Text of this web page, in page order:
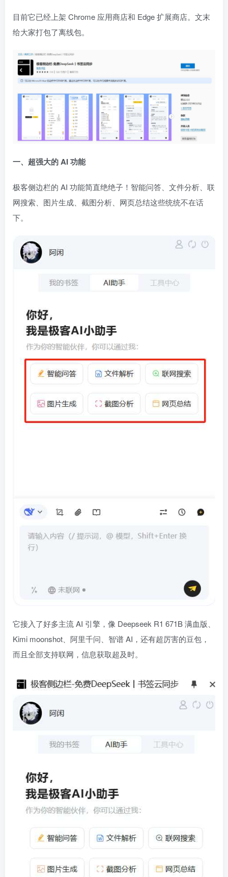
目前它已经上架 Chrome 应用商店和 Edge 扩展商店。文末
给大家打包了离线包。
一、超强大的 AI 功能
极客侧边栏的 AI 功能简直绝绝子！智能问答、文件分析、联
网搜索、图片生成、截图分析、网页总结这些统统不在话
下。
它接入了好多主流 AI 引擎，像 Deepseek R1 671B 满血版、
Kimi moonshot、阿里千问、智谱 AI，还有超厉害的豆包，
而且全部支持联网，信息获取超及时。